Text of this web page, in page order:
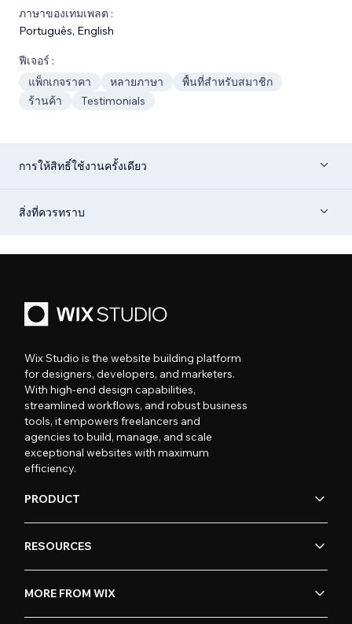
ภาษาของเทมเพลต :
Português, English
ฟีเจอร์ :
แพ็กเกจราคา
หลายภาษา
พื้นที่สำหรับสมาชิก
ร้านค้า
Testimonials
การให้สิทธิ์ใช้งานครั้งเดียว
สิ่งที่ควรทราบ
Wix Studio is the website building platform
for designers, developers, and marketers.
With high-end design capabilities,
streamlined workflows, and robust business
tools, it empowers freelancers and
agencies to build, manage, and scale
exceptional websites with maximum
efficiency.
PRODUCT
RESOURCES
MORE FROM WIX